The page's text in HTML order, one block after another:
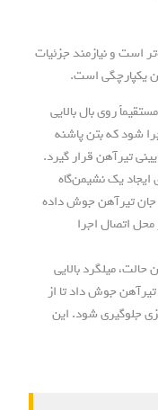
است و نیازمند جزئیات
یکپارچگی است.
روی بال بالایی
شود که بتن پاشنه
تیرآهن قرار گیرد.
ایجاد یک نشیمن‌گاه
تیرآهن جوش داده
اتصال اجرا
حالت، میلگرد بالایی
تیرآهن جوش داد تا از
جلوگیری شود. این